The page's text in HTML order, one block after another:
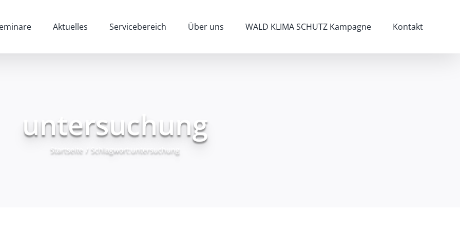
Aktuelles Servicebereich Über uns WALD KLIMA SCHUTZ Kampagne Kontakt
untersuchung
Startseite / Schlagwort: untersuchung